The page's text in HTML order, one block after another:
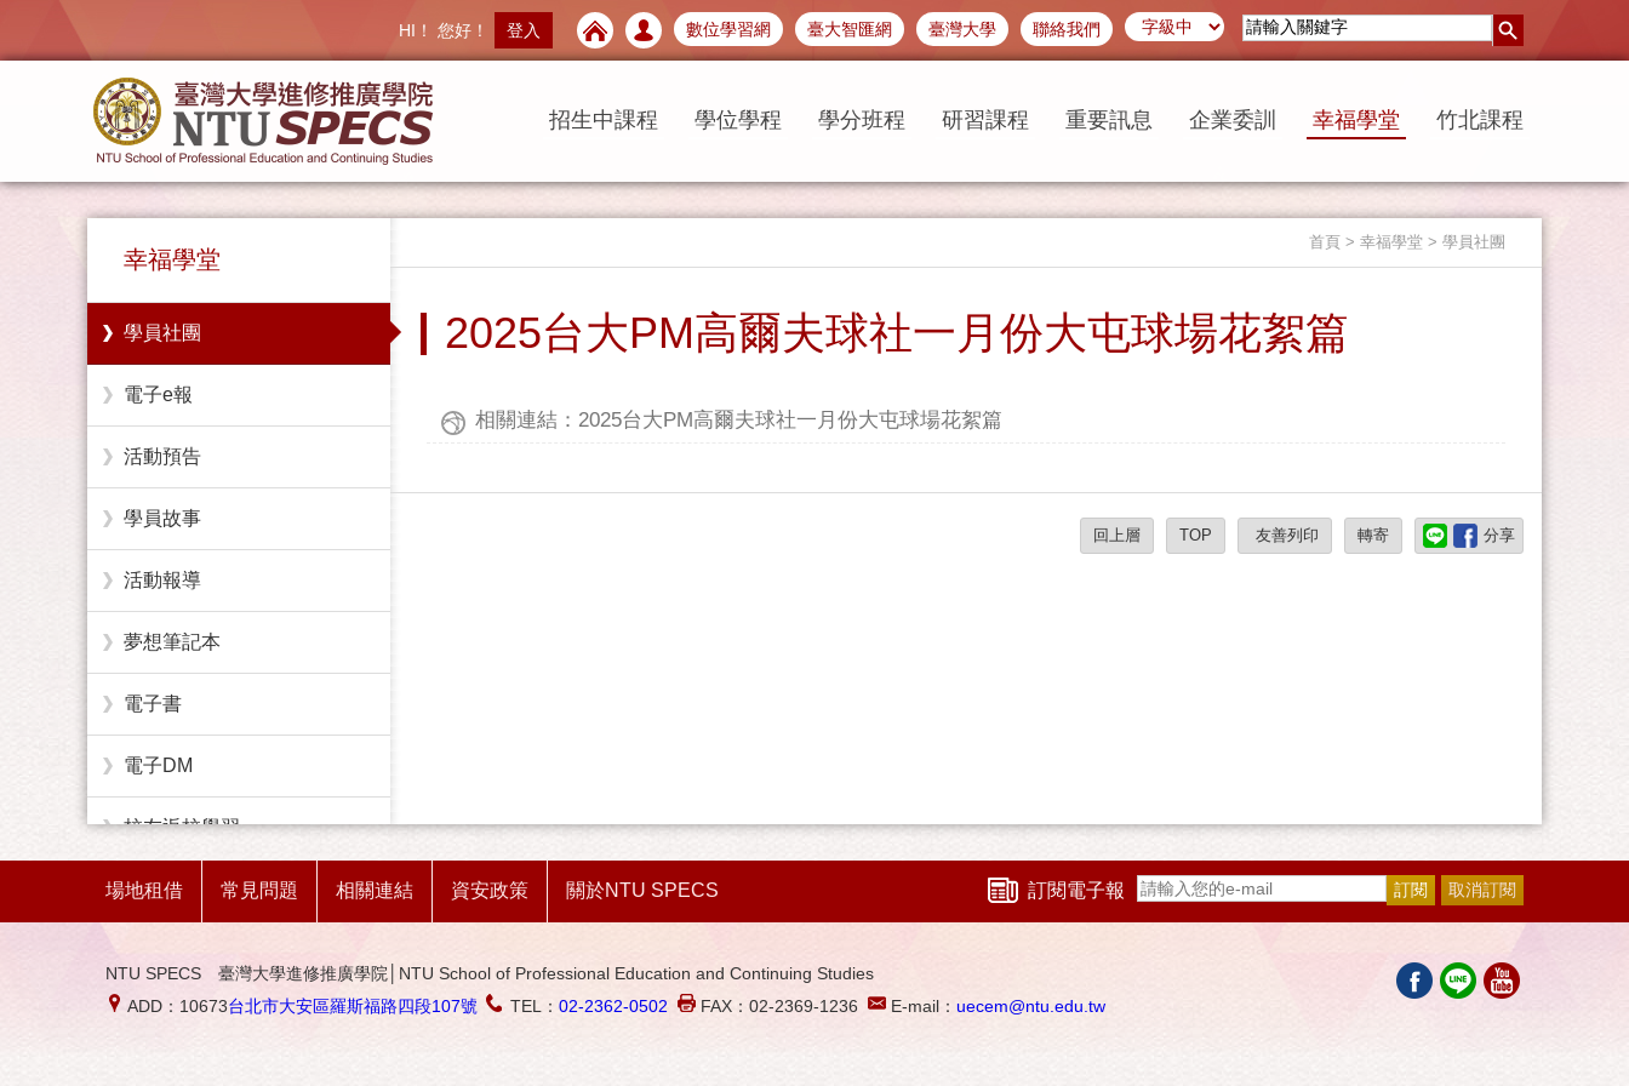
數位學習網 臺大智匯網 臺灣大學 聯絡我們
HI！ 您好！ 登入
招生中課程 學位學程 學分班程 研習課程 重要訊息 企業委訓 幸福學堂 竹北課程
幸福學堂
學員社團
電子e報
活動預告
學員故事
活動報導
夢想筆記本
電子書
電子DM
校友返校學習
首頁 > 幸福學堂 > 學員社團
2025台大PM高爾夫球社一月份大屯球場花絮篇
相關連結：2025台大PM高爾夫球社一月份大屯球場花絮篇
回上層 TOP 友善列印 轉寄 分享
場地租借 常見問題 相關連結 資安政策 關於NTU SPECS 訂閱電子報
NTU SPECS 臺灣大學進修推廣學院│NTU School of Professional Education and Continuing Studies
ADD：10673台北市大安區羅斯福路四段107號 TEL： 02-2362-0502 FAX：02-2369-1236 E-mail： uecem@ntu.edu.tw